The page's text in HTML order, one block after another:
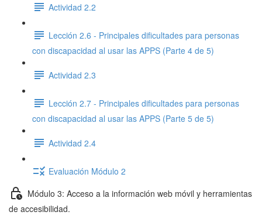
Actividad 2.2
Lección 2.6 - Principales dificultades para personas
con discapacidad al usar las APPS (Parte 4 de 5)
Actividad 2.3
Lección 2.7 - Principales dificultades para personas
con discapacidad al usar las APPS (Parte 5 de 5)
Actividad 2.4
Evaluación Módulo 2
Módulo 3: Acceso a la información web móvil y herramientas
de accesibilidad.